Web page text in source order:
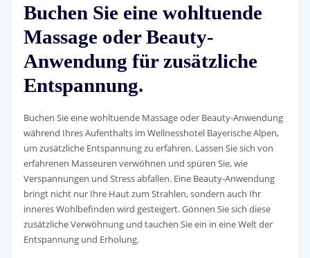
Buchen Sie eine wohltuende
Massage oder Beauty-
Anwendung für zusätzliche
Entspannung.
Buchen Sie eine wohltuende Massage oder Beauty-Anwendung
während Ihres Aufenthalts im Wellnesshotel Bayerische Alpen,
um zusätzliche Entspannung zu erfahren. Lassen Sie sich von
erfahrenen Masseuren verwöhnen und spüren Sie, wie
Verspannungen und Stress abfallen. Eine Beauty-Anwendung
bringt nicht nur Ihre Haut zum Strahlen, sondern auch Ihr
inneres Wohlbefinden wird gesteigert. Gönnen Sie sich diese
zusätzliche Verwöhnung und tauchen Sie ein in eine Welt der
Entspannung und Erholung.